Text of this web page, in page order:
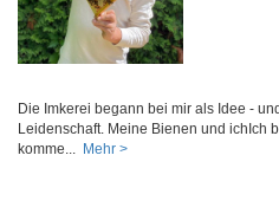
Die Imkerei begann bei mir als Idee -
Leidenschaft. Meine Bienen und ichIch
komme... Mehr >